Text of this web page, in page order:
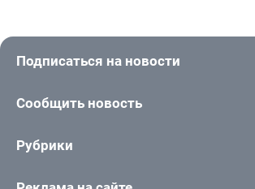
Подписаться на новости
Сообщить новость
Рубрики